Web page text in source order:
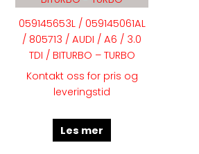
059145653L / 059145061AL
/ 805713 / AUDI / A6 / 3.0
TDI / BITURBO – TURBO
Kontakt oss for pris og
leveringstid
Les mer